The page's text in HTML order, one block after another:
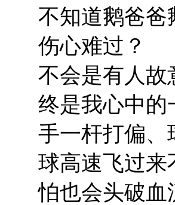
不知道鹅爸爸
伤心难过？
不会是有人
终是我心中的
手一杆打偏、
球高速飞过来
怕也会头破血